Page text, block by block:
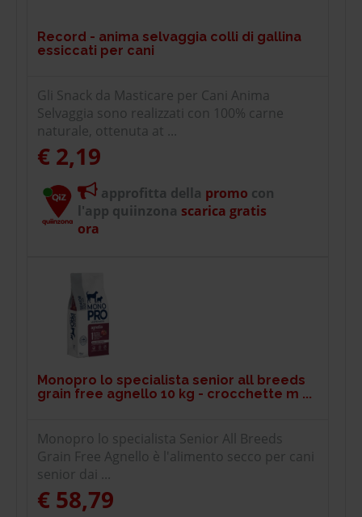
Record - anima selvaggia colli di gallina
essiccati per cani
Gli Snack da Masticare per Cani Anima
Selvaggia sono realizzati con 100% carne
naturale, ottenuta at ...
€ 2,19
approfitta della promo con
l'app quiinzona scarica gratis
ora
Monopro lo specialista senior all breeds
grain free agnello 10 kg - crocchette m ...
Monopro lo specialista Senior All Breeds
Grain Free Agnello è l'alimento secco per cani
senior dai ...
€ 58,79